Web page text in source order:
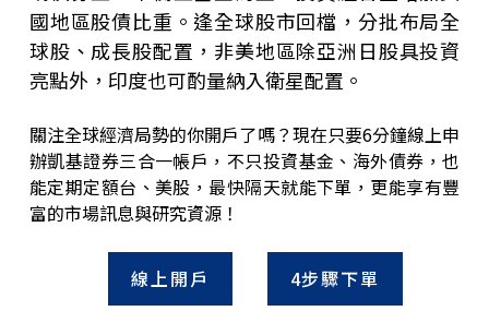
國地區股債比重。逢全球股市回檔，分批布局全
球股、成長股配置，非美地區除亞洲日股具投資
亮點外，印度也可酌量納入衛星配置。
關注全球經濟局勢的你開戶了嗎？現在只要6分鐘線上申
辦凱基證券三合一帳戶，不只投資基金、海外債券，也
能定期定額台、美股，最快隔天就能下單，更能享有豐
富的市場訊息與研究資源！
線上開戶 4步驟下單